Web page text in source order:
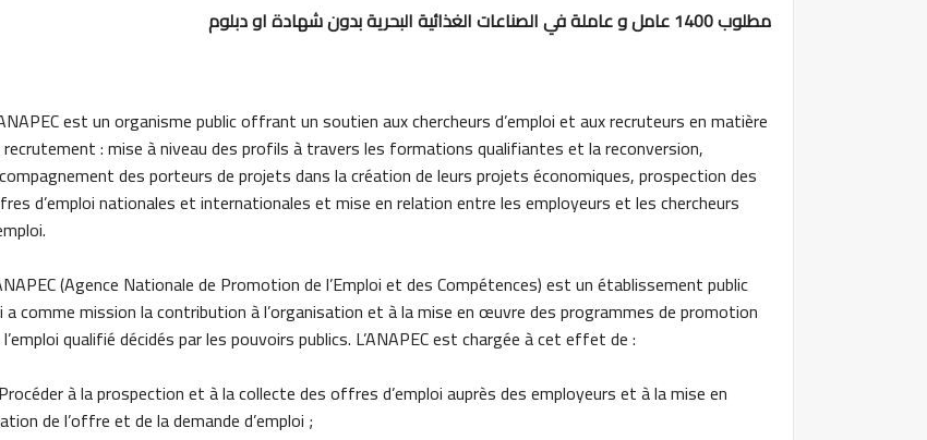
مطلوب 1400 عامل و عاملة في الصناعات الغذائية البحرية بدون شهادة او دبلوم
est un organisme public offrant un soutien aux chercheurs d’emploi et aux recruteurs en matière
: mise à niveau des profils à travers les formations qualifiantes et la reconversion,
des porteurs de projets dans la création de leurs projets économiques, prospection des
d’emploi nationales et internationales et mise en relation entre les employeurs et les chercheurs
(Agence Nationale de Promotion de l’Emploi et des Compétences) est un établissement public
a comme mission la contribution à l’organisation et à la mise en œuvre des programmes de promotion
qualifié décidés par les pouvoirs publics. L’ANAPEC est chargée à cet effet de :
à la prospection et à la collecte des offres d’emploi auprès des employeurs et à la mise en
de l’offre et de la demande d’emploi ;